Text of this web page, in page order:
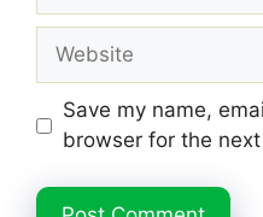
Website
Save my name,
browser for the